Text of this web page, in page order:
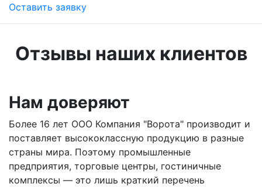
Оставить заявку
Отзывы наших клиентов
Нам доверяют
Более 16 лет ООО Компания "Ворота" производит и
поставляет высококлассную продукцию в разные
страны мира. Поэтому промышленные
предприятия, торговые центры, гостиничные
комплексы — это лишь краткий перечень